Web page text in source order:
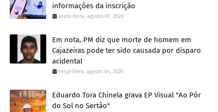
informações da inscrição
sexta-feira, agosto 07, 2026
Em nota, PM diz que morte de homem em
Cajazeiras pode ter sido causada por disparo
acidental
terça-feira, agosto 04, 2026
Eduardo Tora Chinela grava EP Visual "Ao Pôr
do Sol no Sertão"